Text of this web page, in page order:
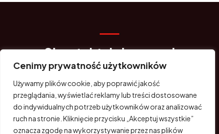
Cenimy prywatność użytkowników
Używamy plików cookie, aby poprawić jakość
przeglądania, wyświetlać reklamy lub treści dostosowane
do indywidualnych potrzeb użytkowników oraz analizować
ruch na stronie. Kliknięcie przycisku „Akceptuj wszystkie”
oznacza zgodę na wykorzystywanie przez nas plików
Skontaktuj się z nami
Masz pytania? Jesteśmy do Twojej dyspozycji. Skorzystaj z
formularza kontaktowego lub zadzwoń.
KONTAKT